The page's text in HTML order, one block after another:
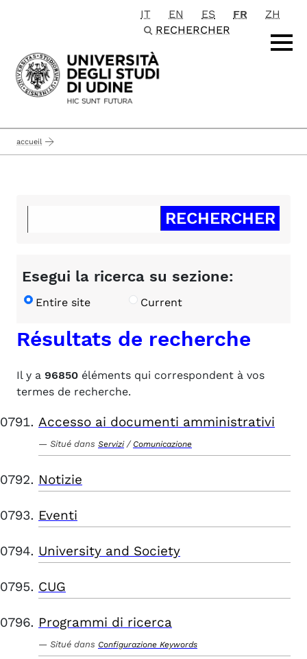
Passa al contenuto principale
IT EN ES FR
ZH
RECHERCHER
accueil
Esegui la ricerca su sezione:
Entire site Current
Résultats de recherche
Il y a 96850 éléments qui correspondent à vos
termes de recherche.
Accesso ai documenti amministrativi
Situé dans Servizi / Comunicazione
Notizie
Eventi
University and Society
CUG
Programmi di ricerca
Situé dans Configurazione Keywords